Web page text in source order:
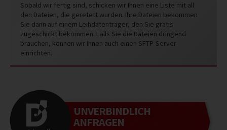
Sobald wir fertig sind, schicken wir Ihnen eine Liste mit all
den Dateien, die geretett wurden. Ihre Dateien bekommen
Sie dann auf einem Leihdatenträger, den Sie gratis
zugeschickt bekommen. Falls Sie die Dateien dringend
brauchen, können wir Ihnen auch einen SFTP-Server
einrichten.
UNVERBINDLICH
ANFRAGEN